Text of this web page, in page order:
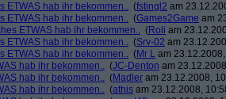
ETWAS hab ihr bekommen.. (fstingl2 am
ETWAS hab ihr bekommen.. (Games2Game am
ETWAS hab ihr bekommen.. (Roli am
ETWAS hab ihr bekommen.. (Srv-02 am
ETWAS hab ihr bekommen.. (Mr L am
hab ihr bekommen.. (JC-Denton am
hab ihr bekommen.. (Madler am 23.12.2008,
hab ihr bekommen.. (athis am 23.12.2008,